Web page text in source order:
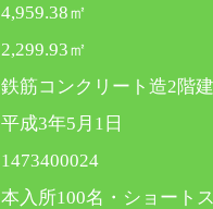
㎡
㎡
筋コンクリート造2階建
成3年5月1日
入所100名・ショート